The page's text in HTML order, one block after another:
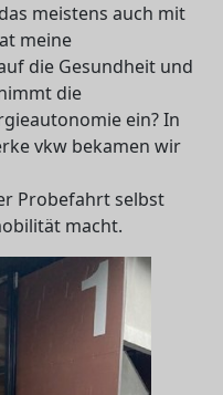
meistens auch mit
meine
die Gesundheit und
die
ein? In
vkw bekamen wir
Probefahrt selbst
macht.